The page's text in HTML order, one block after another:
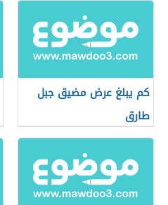
كم يبلغ عرض مضيق جبل
طارق